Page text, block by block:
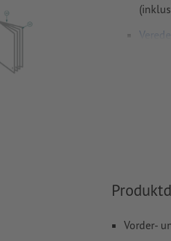
Vorder-